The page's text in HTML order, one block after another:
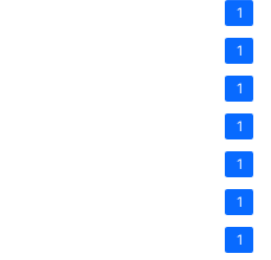
1
1
1
1
1
1
1